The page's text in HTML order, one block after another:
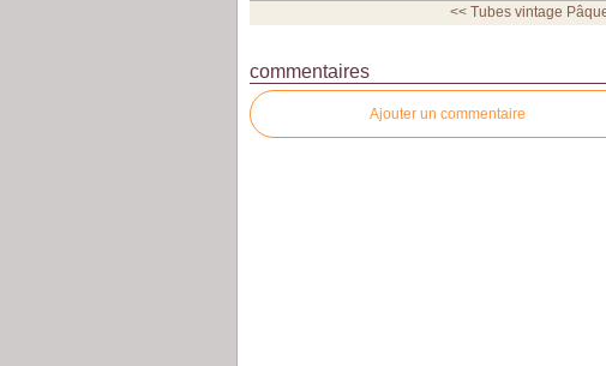
<< Tubes vintage
commentaires
Ajouter un commentaire